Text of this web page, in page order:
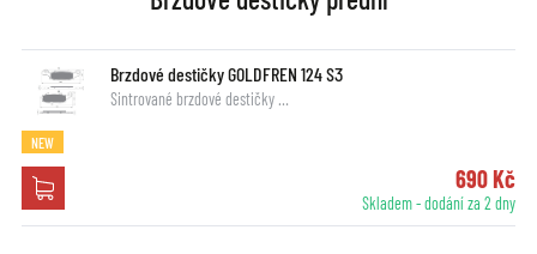
Brzdové destičky GOLDFREN 124 S3
Sintrované brzdové destičky …
NEW
690 Kč
Skladem - dodání za 2 dny